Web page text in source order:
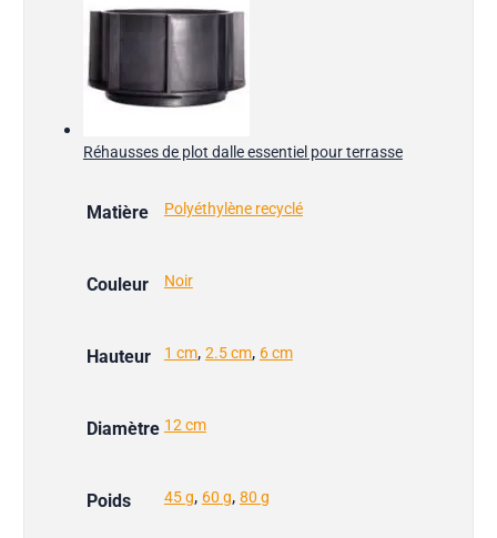
Réhausses de plot dalle essentiel pour terrasse
Matière Polyéthylène recyclé
Couleur Noir
Hauteur 1 cm, 2.5 cm, 6 cm
Diamètre 12 cm
Poids 45 g, 60 g, 80 g